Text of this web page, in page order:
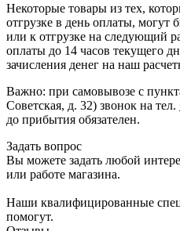
Некоторые товары из тех,
отгрузке в день оплаты,
или к отгрузке на следующий
оплаты до 14 часов текущего
зачисления денег на наш
Важно: при самовывозе с
Советская, д. 32) звонок на тел.
до прибытия обязателен.
Задать вопрос
Вы можете задать любой
или работе магазина.
Наши квалифицированные
помогут.